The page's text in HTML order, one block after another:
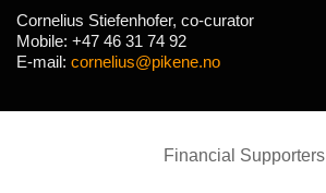
Cornelius Stiefenhofer, co-curator
Mobile: +47 46 31 74 92
E-mail: cornelius@pikene.no
Financial Supporters